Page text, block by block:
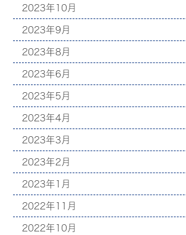
2023年10月
2023年9月
2023年8月
2023年6月
2023年5月
2023年4月
2023年3月
2023年2月
2023年1月
2022年11月
2022年10月